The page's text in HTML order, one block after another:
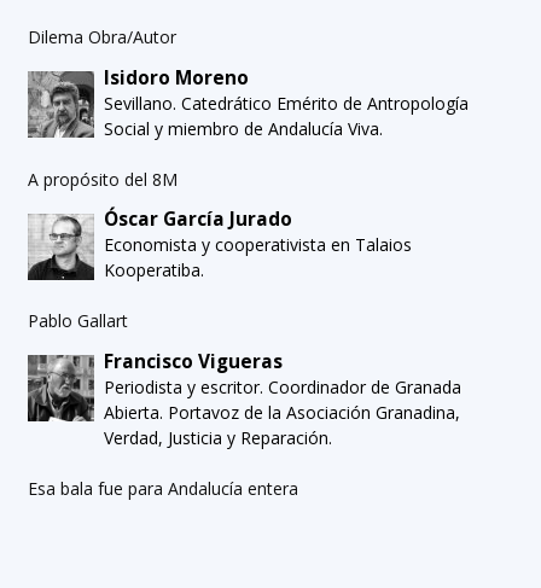
Dilema Obra/Autor
Isidoro Moreno
Sevillano. Catedrático Emérito de Antropología
Social y miembro de Andalucía Viva.
A propósito del 8M
Óscar García Jurado
Economista y cooperativista en Talaios
Kooperatiba.
Pablo Gallart
Francisco Vigueras
Periodista y escritor. Coordinador de Granada
Abierta. Portavoz de la Asociación Granadina,
Verdad, Justicia y Reparación.
Esa bala fue para Andalucía entera